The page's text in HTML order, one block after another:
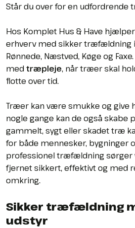
Står du over for en
Hos Komplet Hus & Have
erhverv med sikker træfældning
Rønnede, Næstved, Køge og
medtræpleje, når træer skal
flotte over tid.
Træer kan være smukke og give
nogle gange kan de også skabe
gammelt, sygt eller skadet træ
for både mennesker, bygninger
professionel træfældning sørger
fjernet sikkert, effektivt og med
omkring.
Sikker træfældning
udstyr